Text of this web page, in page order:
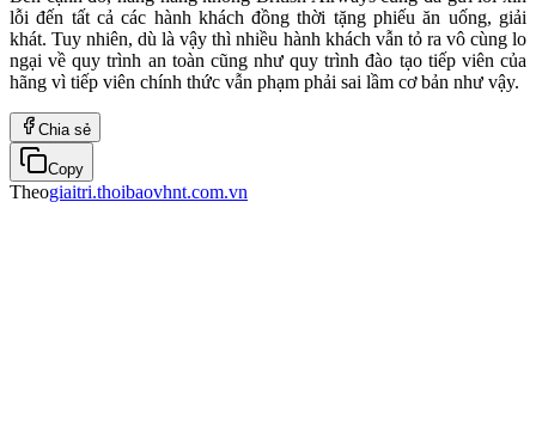
lỗi đến tất cả các hành khách đồng thời tặng phiếu ăn uống, giải
khát. Tuy nhiên, dù là vậy thì nhiều hành khách vẫn tỏ ra vô cùng lo
ngại về quy trình an toàn cũng như quy trình đào tạo tiếp viên của
hãng vì tiếp viên chính thức vẫn phạm phải sai lầm cơ bản như vậy.
Chia sẻ
Copy
Theogiaitri.thoibaovhnt.com.vn